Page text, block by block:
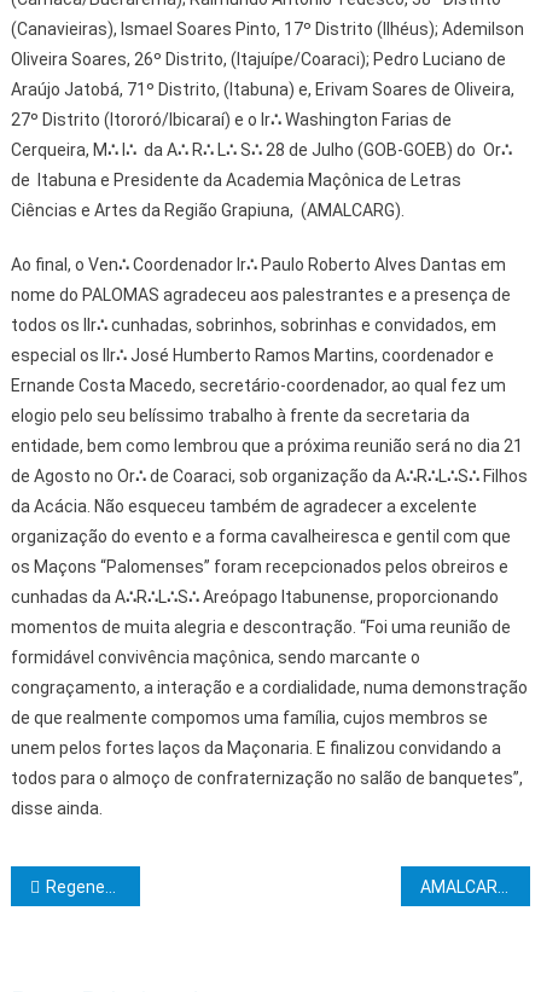
(Canavieiras), Ismael Soares Pinto, 17º Distrito (Ilhéus); Ademilson
Oliveira Soares, 26º Distrito, (Itajuípe/Coaraci); Pedro Luciano de
Araújo Jatobá, 71º Distrito, (Itabuna) e, Erivam Soares de Oliveira,
27º Distrito (Itororó/Ibicaraí) e o Ir∴Washington Farias de
Cerqueira, M∴I ∴da A∴R∴L∴S∴28 de Julho (GOB-GOEB) do Or∴
de Itabuna e Presidente da Academia Maçônica de Letras
Ciências e Artes da Região Grapiuna, (AMALCARG).
Ao final, o Ven∴Coordenador Ir∴Paulo Roberto Alves Dantas em
nome do PALOMAS agradeceu aos palestrantes e a presença de
todos os IIr∴cunhadas, sobrinhos, sobrinhas e convidados, em
especial os IIr∴José Humberto Ramos Martins, coordenador e
Ernande Costa Macedo, secretário-coordenador, ao qual fez um
elogio pelo seu belíssimo trabalho à frente da secretaria da
entidade, bem como lembrou que a próxima reunião será no dia 21
de Agosto no Or∴de Coaraci, sob organização da A∴R∴L∴S∴Filhos
da Acácia. Não esqueceu também de agradecer a excelente
organização do evento e a forma cavalheiresca e gentil com que
os Maçons “Palomenses” foram recepcionados pelos obreiros e
cunhadas da A∴R∴L∴S∴Areópago Itabunense, proporcionando
momentos de muita alegria e descontração. “Foi uma reunião de
formidável convivência maçônica, sendo marcante o
congraçamento, a interação e a cordialidade, numa demonstração
de que realmente compomos uma família, cujos membros se
unem pelos fortes laços da Maçonaria. E finalizou convidando a
todos para o almoço de confraternização no salão de banquetes”,
disse ainda.
Navegação de Post
Regeneração Sulbahiana realiza Sessão de Iniciação AMALCARG empossa nova diretoria